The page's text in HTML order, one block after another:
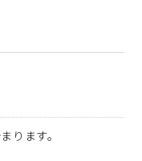
ります。